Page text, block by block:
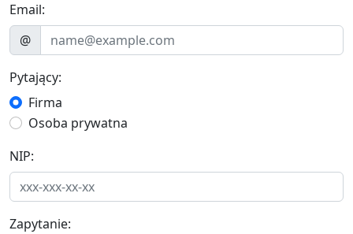
Email:
@
Pytający:
Firma
Osoba prywatna
NIP:
Zapytanie: